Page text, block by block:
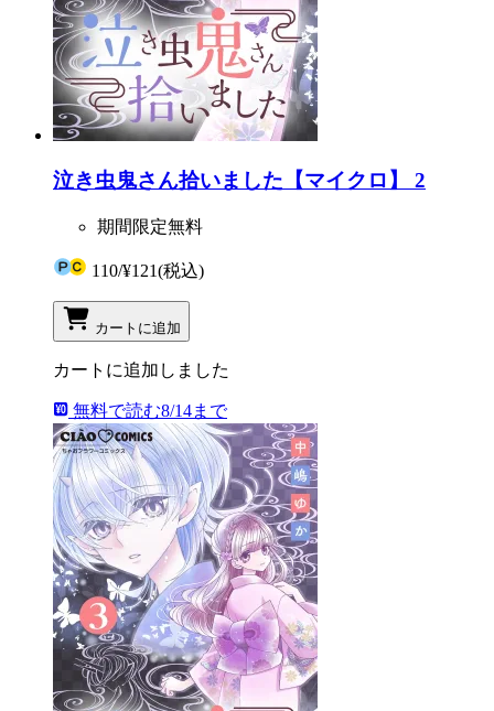
泣き虫鬼さん拾いました【マイクロ】 2
期間限定無料
110/¥121(税込)
カートに追加
カートに追加しました
無料で読む8/14まで